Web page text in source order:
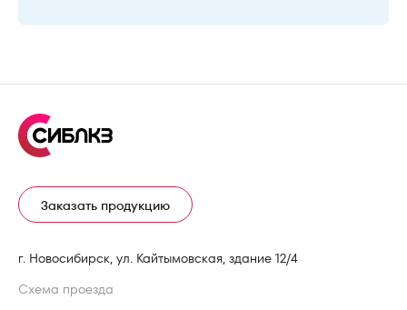
Заказать продукцию
г. Новосибирск, ул. Кайтымовская, здание 12/4
Схема проезда